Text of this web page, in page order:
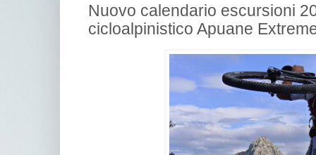
Nuovo calendario escursioni
cicloalpinistico Apuane